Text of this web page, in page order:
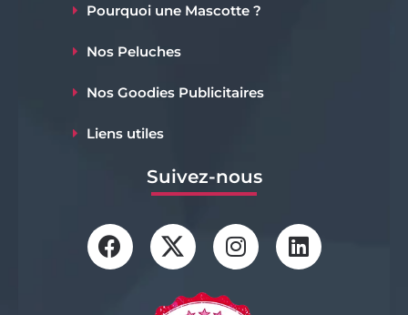
Pourquoi une Mascotte ?
Nos Peluches
Nos Goodies Publicitaires
Liens utiles
Suivez-nous